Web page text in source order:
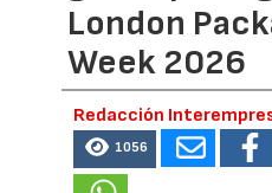
London
Week 2026
Redacción
1056